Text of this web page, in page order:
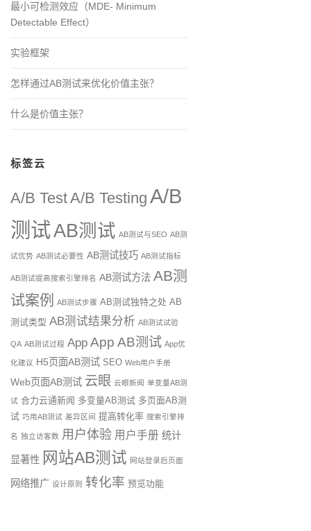
最小可检测效应（MDE- Minimum
Detectable Effect）
实验框架
怎样通过AB测试来优化价值主张？
什么是价值主张？
标签云
A/B TestA/B Testing A/B
测试AB测试 AB测试与SEO AB测
试优势 AB测试必要性 AB测试技巧 AB测试指标
AB测试提高搜索引擎排名 AB测试方法 AB测
试案例
AB测试步骤 AB测试独特之处 AB
测试类型 AB测试结果分析 AB测试试验
QA AB测试过程 App App AB测试 App优
化建议 H5页面AB测试 SEO Web用户手册
Web页面AB测试 云眼 云眼新闻 单变量AB测
试 合力云通新闻 多变量AB测试 多页面AB测
试 巧用AB测试 差异区间 提高转化率 搜索引擎排
名 独立访客数 用户体验 用户手册 统计
显著性 网站AB测试 网站登录后页面
网络推广 设计原则 转化率 预览功能